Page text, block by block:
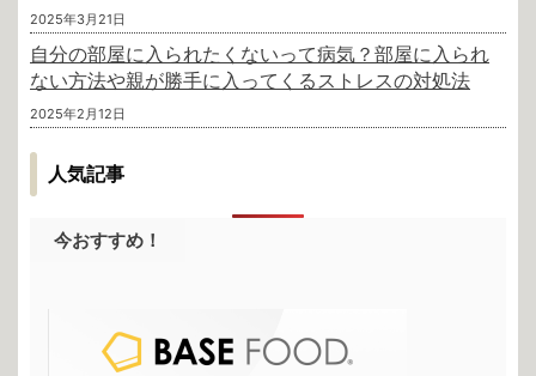
2025年3月21日
自分の部屋に入られたくないって病気？部屋に入られ
ない方法や親が勝手に入ってくるストレスの対処法
2025年2月12日
人気記事
今おすすめ！